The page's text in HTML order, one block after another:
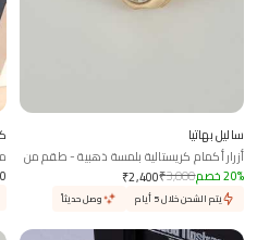
ساليل بهاتيا
أزرار أكمام كريستالية بلمسة ذهبية - طقم من
2
₹2,400₹3,000 20% خصم
يتم الشحن خلال 5 أيام وصل حديثاً